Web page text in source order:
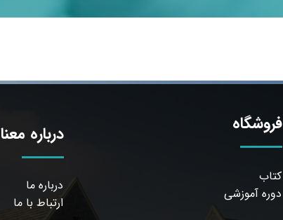
فروشگاه
کتاب
دوره آموزشی
درباره معنا
درباره ما
ارتباط با ما